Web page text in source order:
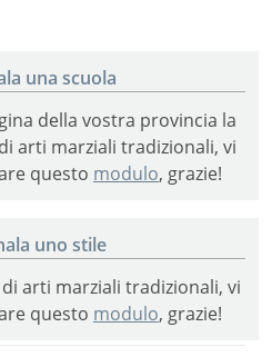
una scuola
della vostra provincia la
arti marziali tradizionali, vi
questo modulo, grazie!
uno stile
arti marziali tradizionali, vi
questo modulo, grazie!